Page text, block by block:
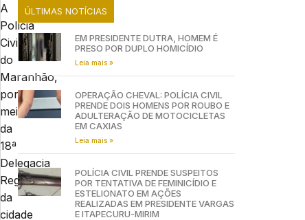
A
Polícia
Civil
do
Maranhão,
por
meio
da
18ª
Delegacia
Regional
da
cidade
ÚLTIMAS NOTÍCIAS
EM PRESIDENTE DUTRA, HOMEM É
PRESO POR DUPLO HOMICÍDIO
Leia mais »
OPERAÇÃO CHEVAL: POLÍCIA CIVIL
PRENDE DOIS HOMENS POR ROUBO E
ADULTERAÇÃO DE MOTOCICLETAS
EM CAXIAS
Leia mais »
POLÍCIA CIVIL PRENDE SUSPEITOS
POR TENTATIVA DE FEMINICÍDIO E
ESTELIONATO EM AÇÕES
REALIZADAS EM PRESIDENTE VARGAS
E ITAPECURU-MIRIM